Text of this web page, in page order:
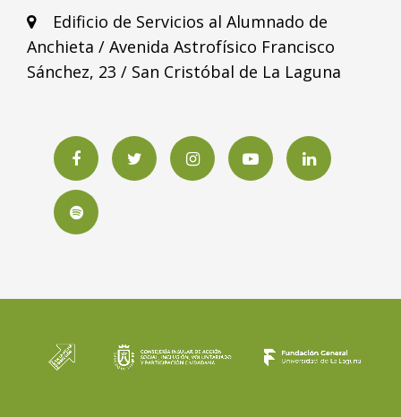
Edificio de Servicios al Alumnado de
Anchieta / Avenida Astrofísico Francisco
Sánchez, 23 / San Cristóbal de La Laguna
FacebookTwitterInstagramYouTubeLinkedIN
Spotify